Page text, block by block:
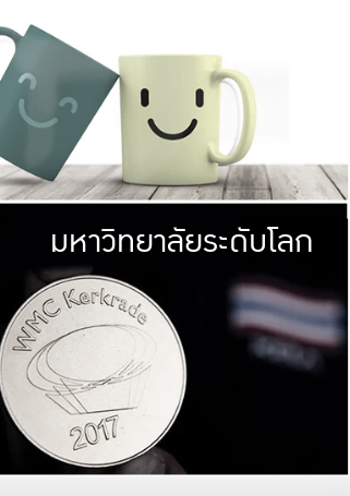
ให้กับประชาชน
มหาวิทยา
พร้อมที่จ
และผลักดันในการใช้ระบบส
เพื่อการทำงานแ
มหาวิทยาลัยระดับโลก